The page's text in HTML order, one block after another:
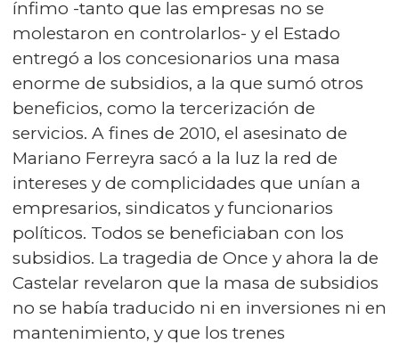
ínfimo -tanto que las empresas no se
molestaron en controlarlos- y el Estado
entregó a los concesionarios una masa
enorme de subsidios, a la que sumó otros
beneficios, como la tercerización de
servicios. A fines de 2010, el asesinato de
Mariano Ferreyra sacó a la luz la red de
intereses y de complicidades que unían a
empresarios, sindicatos y funcionarios
políticos. Todos se beneficiaban con los
subsidios. La tragedia de Once y ahora la de
Castelar revelaron que la masa de subsidios
no se había traducido ni en inversiones ni en
mantenimiento, y que los trenes